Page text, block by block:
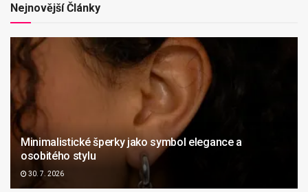
Nejnovější Články
Minimalistické šperky jako symbol elegance a
osobitého stylu
30. 7. 2026